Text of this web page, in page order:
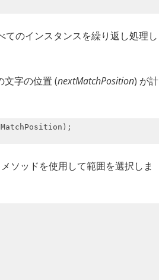
てのインスタンスを繰り返し処理し
文字の位置 (nextMatchPosition) が計
メソッドを使用して範囲を選択しま